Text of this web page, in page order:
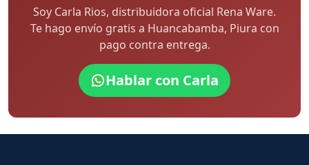
Soy Carla Rios, distribuidora oficial Rena Ware.
Te hago envío gratis a Huancabamba, Piura con
pago contra entrega.
Hablar con Carla